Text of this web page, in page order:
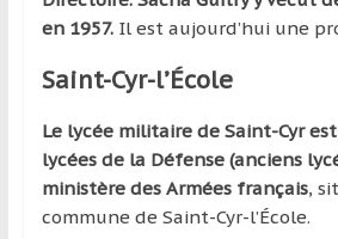
en 1957.Il est aujourd’hui une
Saint-Cyr-l’École
Le lycée militaire de Saint-Cyr est
lycées de la Défense (anciens
ministère des Armées français,
commune de Saint-Cyr-l’École.